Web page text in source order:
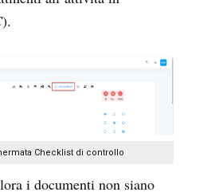
).
Checklist di controllo
i documenti non siano